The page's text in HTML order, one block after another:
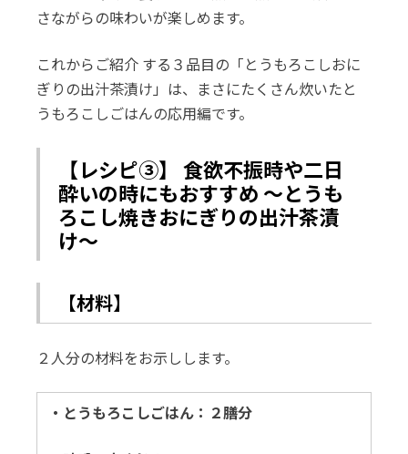
さながらの味わいが楽しめます。
これからご紹介 する３品目の「とうもろこしおに
ぎりの出汁茶漬け」は、まさにたくさん炊いたと
うもろこしごはんの応用編です。
【レシピ③】 食欲不振時や二日
酔いの時にもおすすめ ～とうも
ろこし焼きおにぎりの出汁茶漬
け～
【材料】
２人分の材料をお示しします。
・とうもろこしごはん：２膳分